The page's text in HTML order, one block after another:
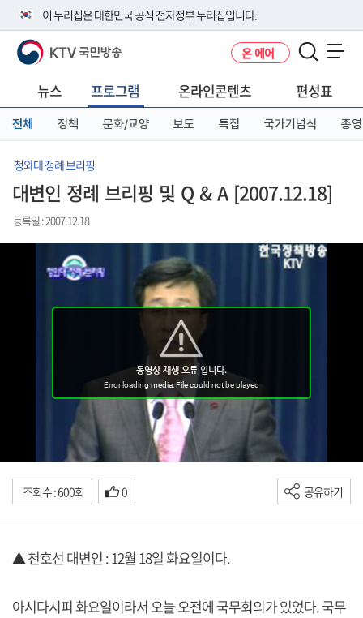
이 누리집은 대한민국 공식 전자정부 누리집입니다.
공식 누리집 주소 확인하기
니다.
이밖에 or.kr 또는 .kr등 다른 도메인 주소를 사용하고 있다면 아래 URL에
서 도메인 주소를 확인해 보세요
KTV 국민방송 온 에어
뉴스 프로그램 온라인콘텐츠 편성표
전체 정책 문화/교양 보도 특집 국가기념식 종영
청와대 정례 브리핑
대변인 정례 브리핑 및 Q & A [2007.12.18]
등록일 : 2007.12.18
조회수 : 600회 0 공유하기
▲ 천호선 대변인 : 12월 18일 화요일이다.
아시다시피 화요일이라서 오늘 오전에 국무회의가 있었다. 국무